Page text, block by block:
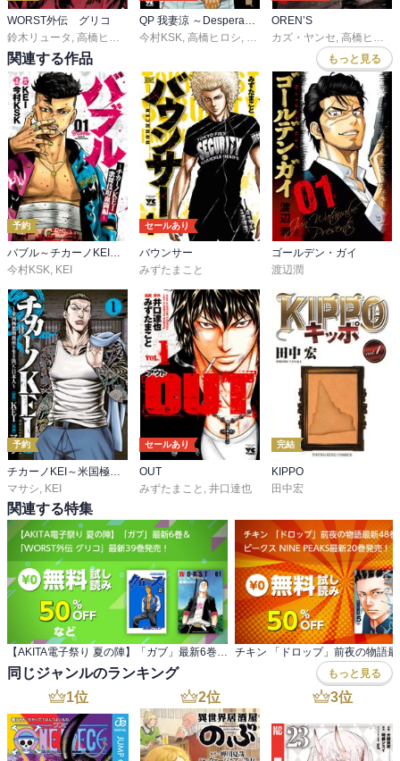
WORST外伝 グリコ
鈴木リュータ 高橋ヒロシ
今村KSK 高橋ヒロシ やべきょうすけ
OREN’S
カズ・ヤンセ 高橋ヒロシ
関連する作品 もっと見る
予約
バブル～チカーノKEI歌舞伎町血闘編～
今村KSK, KEI
セールあり
バウンサー
みずたまこと
ゴールデン・ガイ
渡辺潤
予約
マサシ KEI
セールあり
OUT
みずたまこと
井口達也
完結
KIPPO
田中宏
関連する特集
同じジャンルのランキング もっと見る
1位 2位 3位